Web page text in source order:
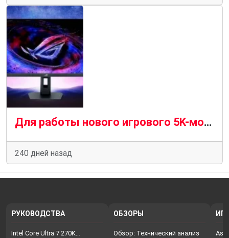
Для работы нового игрового 5K-монитора Asus с максимальной частотой обновления 180 Гц требуется видеокарта серии RTX 50
240 дней назад
РУКОВОДСТВА
Intel Core Ultra 7 270K…
ОБЗОРЫ
Обзор: Технический анализ